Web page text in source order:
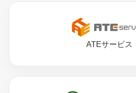
ATEサービス